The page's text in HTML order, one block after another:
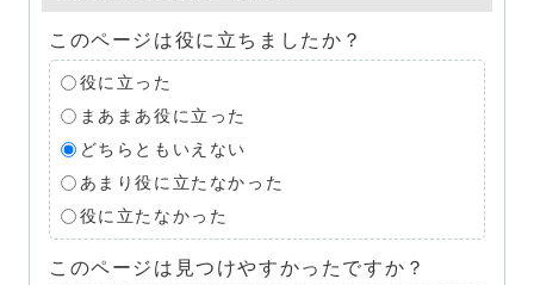
このページは役に立ちましたか？
役に立った
まあまあ役に立った
どちらともいえない
あまり役に立たなかった
役に立たなかった
このページは見つけやすかったですか？